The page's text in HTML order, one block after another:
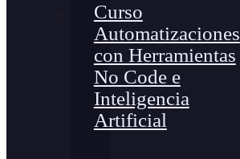
Curso
Automatizaciones
con Herramientas
No Code e
Inteligencia
Artificial